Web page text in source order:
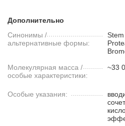
Дополнительно
Синонимы /
альтернативные формы:
Молекулярная масса /
особые характеристики:
~33
Особые указания: